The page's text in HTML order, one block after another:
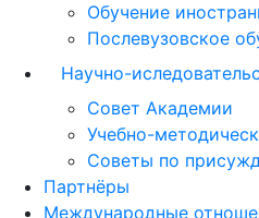
Обучение
Послевузовское
Научно-
Совет Академии
Учебно-
Советы по
Партнёры
Международные